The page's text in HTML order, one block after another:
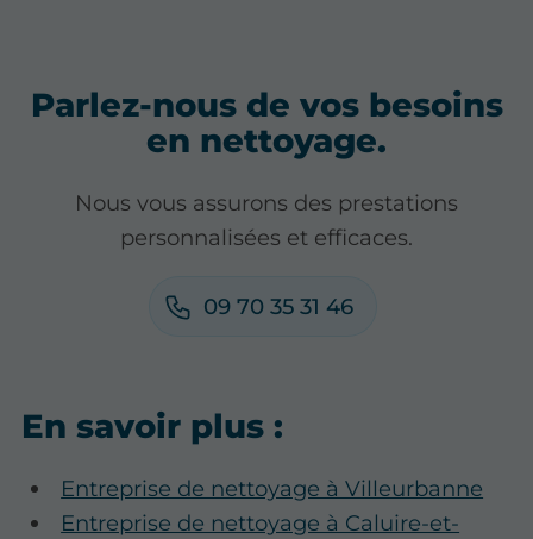
Parlez-nous de vos besoins
en nettoyage.
Nous vous assurons des prestations
personnalisées et efficaces.
09 70 35 31 46
En savoir plus :
Entreprise de nettoyage à Villeurbanne
Entreprise de nettoyage à Caluire-et-